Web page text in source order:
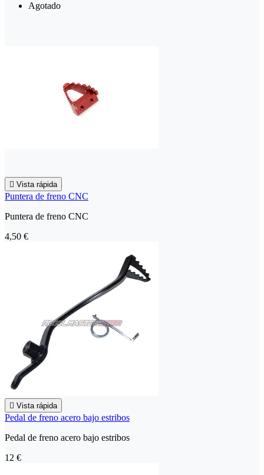
Agotado
 Vista rápida
Puntera de freno CNC
Puntera de freno CNC
4,50 €
 Vista rápida
Pedal de freno acero bajo estribos
Pedal de freno acero bajo estribos
12 €